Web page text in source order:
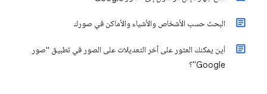
البحث حسب الأشخاص والأشياء والأماكن في صورك
أين يمكنك العثور على آخر التعديلات على الصور في تطبيق "صور
Google"؟